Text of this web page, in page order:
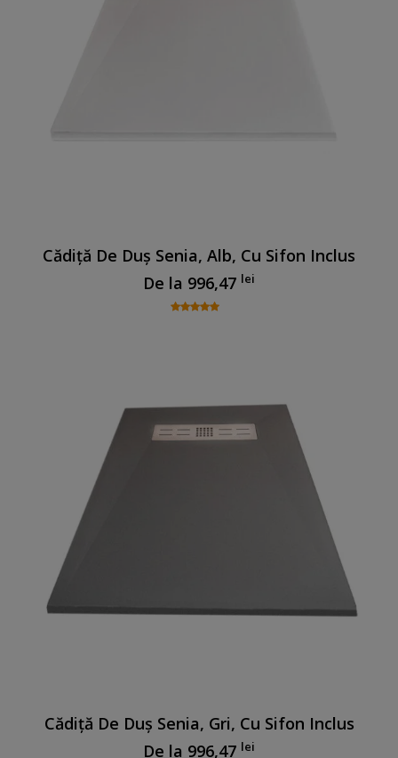
Cădiță De Duș Senia, Alb, Cu Sifon Inclus
De la 996,47 lei
Cădiță De Duș Senia, Gri, Cu Sifon Inclus
De la 996,47 lei